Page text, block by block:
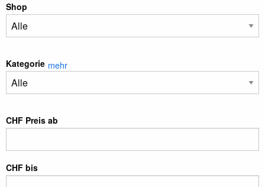
Shop
Kategorie mehr
CHF Preis ab
CHF bis